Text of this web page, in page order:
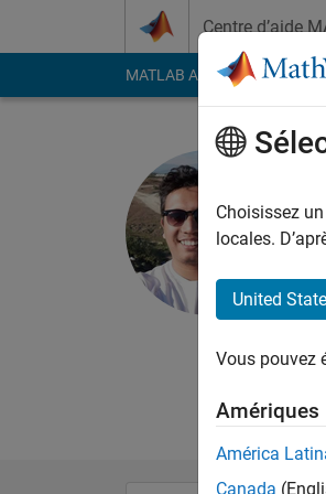
Centre d’aide
MATLAB Answers File
Choisissez
locales.
United
Vous pouvez
Amériques
América
Canada